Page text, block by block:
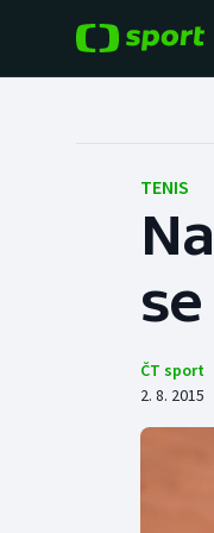
Hokej
Tenis
Cyklistika
TENIS
ČT sport
2. 8. 2015